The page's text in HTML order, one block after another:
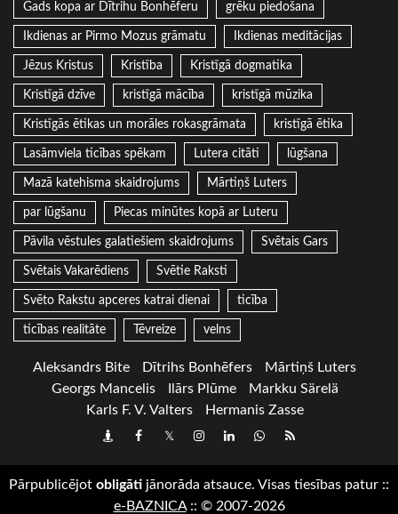
Gads kopa ar Dītrihu Bonhēferu grēku piedošana
Ikdienas ar Pirmo Mozus grāmatu Ikdienas meditācijas
Jēzus Kristus Kristība Kristīgā dogmatika
Kristīgā dzīve kristīgā mācība kristīgā mūzika
Kristīgās ētikas un morāles rokasgrāmata kristīgā ētika
Lasāmviela ticības spēkam Lutera citāti lūgšana
Mazā katehisma skaidrojums Mārtiņš Luters
par lūgšanu Piecas minūtes kopā ar Luteru
Pāvila vēstules galatiešiem skaidrojums Svētais Gars
Svētais Vakarēdiens Svētie Raksti
Svēto Rakstu apceres katrai dienai ticība
ticības realitāte Tēvreize velns
Aleksandrs Bite Dītrihs Bonhēfers
Mārtiņš Luters
Georgs Mancelis
Ilārs Plūme
Markku Särelä
Karls F. V. Valters
Hermanis Zasse
DraugiemFacebook
TwitterInstagram
LinkedInwhatsapp
RSS
Pārpublicējot obligāti jānorāda atsauce. Visas tiesības patur ::
e-BAZNICA:: © 2007-2026